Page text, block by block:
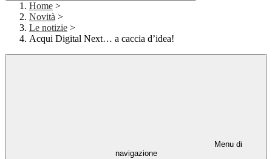
Home >
Novità >
Le notizie >
Acqui Digital Next… a caccia d’idea!
Menu di
navigazione